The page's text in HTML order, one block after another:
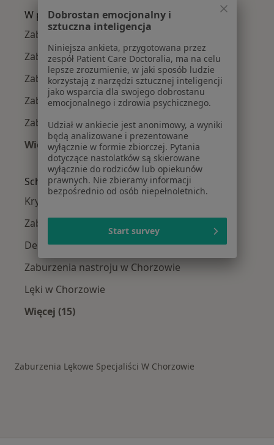
W pobliżu Chorzowa
Zaburzenia lękowe w Katowicach
Zaburzenia lękowe w Gliwicach
Zaburzenia lękowe w Tychach
Zaburzenia lękowe w Sosnowcu
Zaburzenia lękowe w Bytomiu
Więcej (14)
Więcej w kategorii: W pobliżu Chorzowa
Schorzenia w Chorzowie
Kryzys emocjonalny w Chorzowie
Zaburzenia emocjonalne w Chorzowie
Depresja w Chorzowie
Zaburzenia nastroju w Chorzowie
Lęki w Chorzowie
Więcej (15)
Zaburzenia Lękowe Specjaliści W Chorzowie
Dobrostan emocjonalny i
sztuczna inteligencja
Niniejsza ankieta, przygotowana przez
zespół Patient Care Doctoralia, ma na celu
lepsze zrozumienie, w jaki sposób ludzie
korzystają z narzędzi sztucznej inteligencji
jako wsparcia dla swojego dobrostanu
emocjonalnego i zdrowia psychicznego.
Udział w ankiecie jest anonimowy, a wyniki
będą analizowane i prezentowane
wyłącznie w formie zbiorczej. Pytania
dotyczące nastolatków są skierowane
wyłącznie do rodziców lub opiekunów
prawnych. Nie zbieramy informacji
bezpośrednio od osób niepełnoletnich.
Start survey